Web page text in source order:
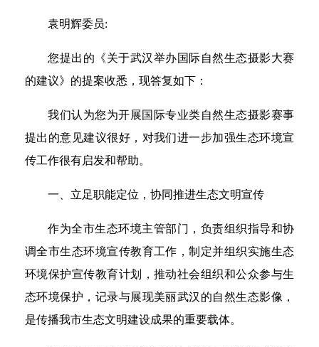
袁明辉委员:
您提出的《关于武汉举办国际自然生态摄影大赛
的建议》的提案收悉，现答复如下：
我们认为您为开展国际专业类自然生态摄影赛事
提出的意见建议很好，对我们进一步加强生态环境宣
传工作很有启发和帮助。
一、立足职能定位，协同推进生态文明宣传
作为全市生态环境主管部门，负责组织指导和协
调全市生态环境宣传教育工作，制定并组织实施生态
环境保护宣传教育计划，推动社会组织和公众参与生
态环境保护，记录与展现美丽武汉的自然生态影像，
是传播我市生态文明建设成果的重要载体。